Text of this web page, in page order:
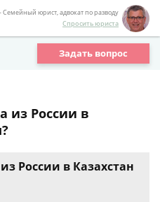
- Семейный юрист, адвокат по разводу
Спросить юриста
Задать вопрос
из России в
России в Казахстан